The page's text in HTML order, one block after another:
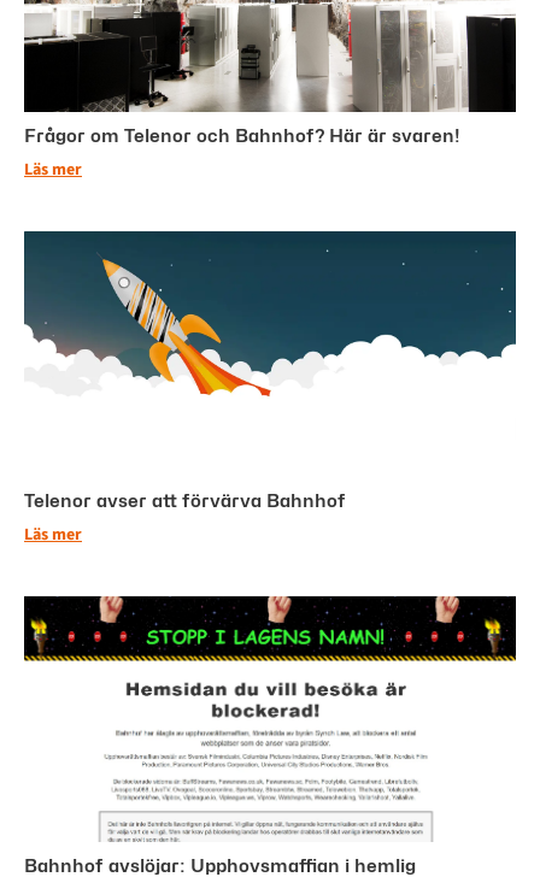
Frågor om Telenor och Bahnhof? Här är svaren!
Läs mer
Telenor avser att förvärva Bahnhof
Läs mer
Bahnhof avslöjar: Upphovsmaffian i hemlig